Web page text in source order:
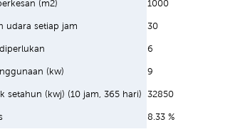
(m2) 1000
udara setiap jam 30
6
(kw) 9
setahun (kwj) (10 jam, 365 hari) 32850
8.33 %